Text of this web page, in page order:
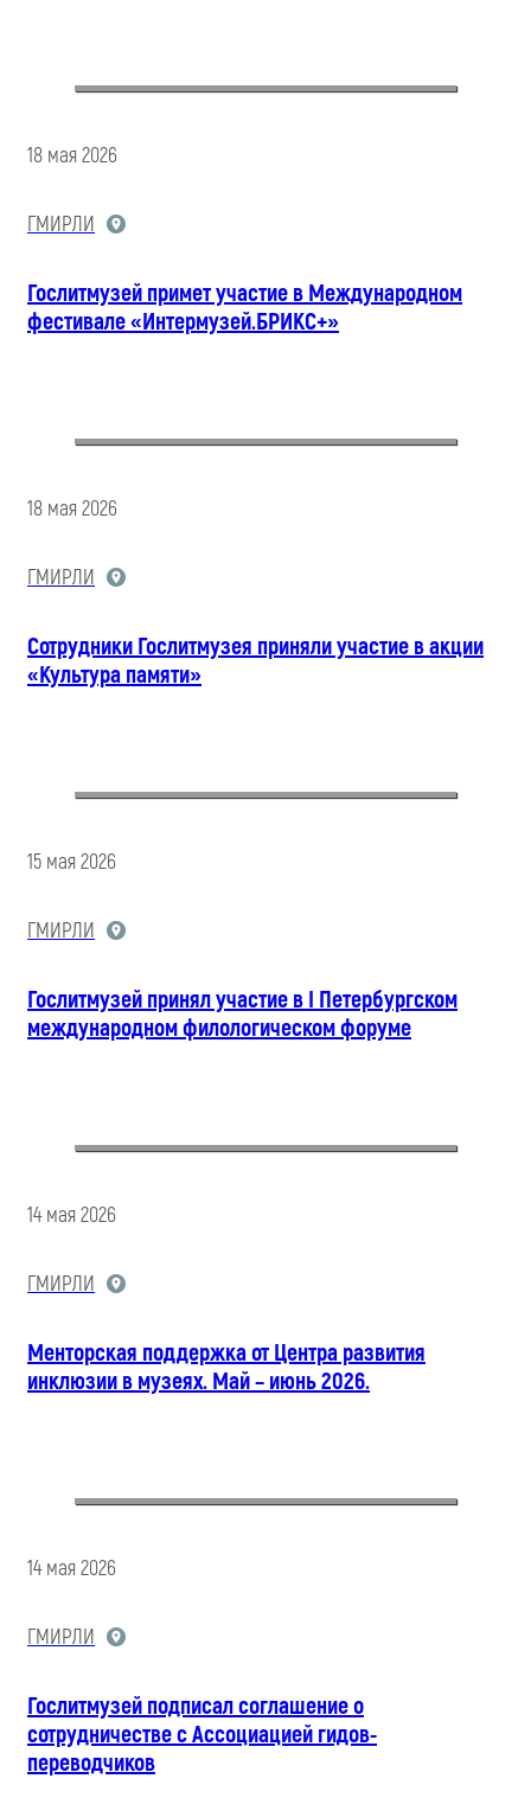
18 мая 2026
ГМИРЛИ
Гослитмузей примет участие в Международном
фестивале «Интермузей.БРИКС+»
18 мая 2026
ГМИРЛИ
Сотрудники Гослитмузея приняли участие в акции
«Культура памяти»
15 мая 2026
ГМИРЛИ
Гослитмузей принял участие в I Петербургском
международном филологическом форуме
14 мая 2026
ГМИРЛИ
Менторская поддержка от Центра развития
инклюзии в музеях. Май – июнь 2026.
14 мая 2026
ГМИРЛИ
Гослитмузей подписал соглашение о
сотрудничестве с Ассоциацией гидов-
переводчиков